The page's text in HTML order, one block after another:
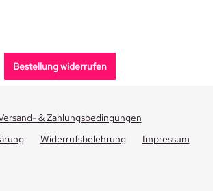
Bestellung widerrufen
& Zahlungsbedingungen
Widerrufsbelehrung Impressum